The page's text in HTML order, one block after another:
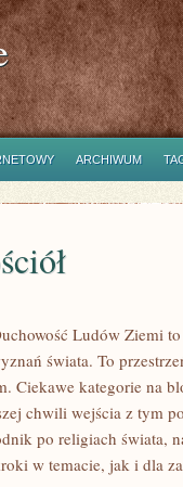
ARCHIWUM
Ludów Ziemi
świata. To
Ciekawe kategorie na
chwili wejścia z tym
po religiach świata,
w temacie, jak i dla